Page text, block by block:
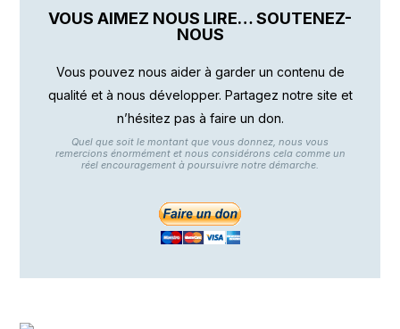
VOUS AIMEZ NOUS LIRE… SOUTENEZ-
NOUS
Vous pouvez nous aider à garder un contenu de
qualité et à nous développer. Partagez notre site et
n’hésitez pas à faire un don.
Quel que soit le montant que vous donnez, nous vous
remercions énormément et nous considérons cela comme un
réel encouragement à poursuivre notre démarche.